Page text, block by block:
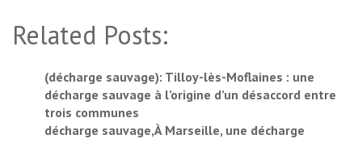
Related Posts:
(décharge sauvage): Tilloy-lès-Moflaines : une
décharge sauvage à l’origine d’un désaccord entre
trois communes
décharge sauvage,À Marseille, une décharge